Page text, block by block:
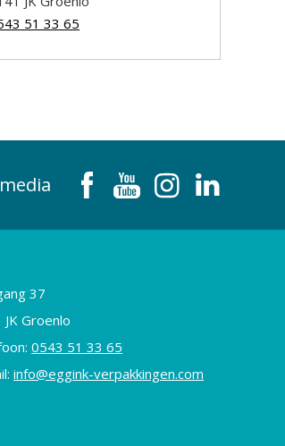
51 33 65
37
JK Groenlo
0543 51 33 65
info@eggink-verpakkingen.com